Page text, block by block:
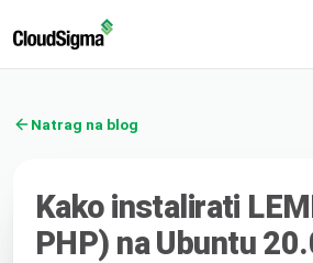
Natrag na blog
Kako instalirati
PHP) na Ubuntu